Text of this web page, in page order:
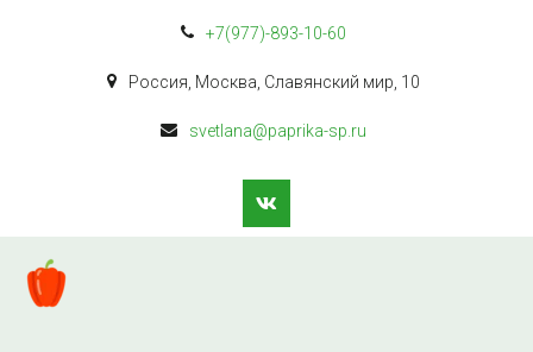
+7(977)-893-10-60
Россия Москва Славянский мир 10
svetlana@paprika-sp.ru